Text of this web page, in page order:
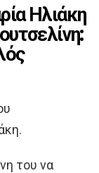
Ηλιάκη
του να